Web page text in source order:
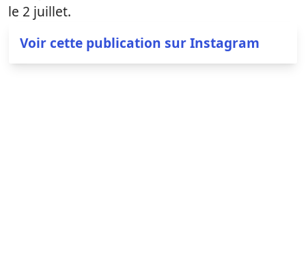
le 2 juillet.
Voir cette publication sur Instagram